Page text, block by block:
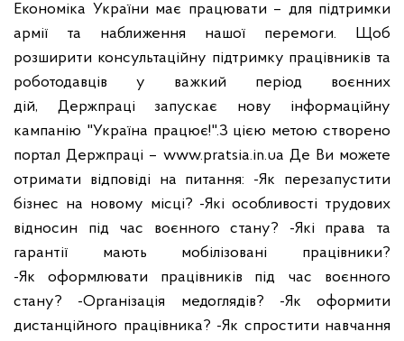
Економіка України має працювати – для підтримки
армії та наближення нашої перемоги. Щоб
розширити консультаційну підтримку працівників та
роботодавців у важкий період воєнних
дій, Держпраці запускає нову інформаційну
кампанію "Україна працює!".З цією метою створено
портал Держпраці – www.pratsia.in.ua Де Ви можете
отримати відповіді на питання: -Як перезапустити
бізнес на новому місці? -Які особливості трудових
відносин під час воєнногостану? -Які права та
гарантії мають мобілізовані працівники?
-Як оформлювати працівників під час воєнного
стану? -Організація медоглядів? -Як оформити
дистанційного працівника? -Як спростити навчання